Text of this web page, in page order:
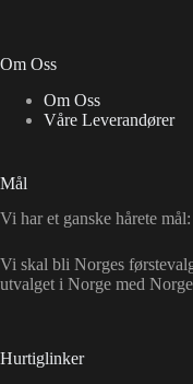
Om Oss
Om Oss
Våre Leverandører
Mål
Vi har et ganske hårete mål:
Vi skal bli Norges
utvalget i Norge med
Hurtiglinker